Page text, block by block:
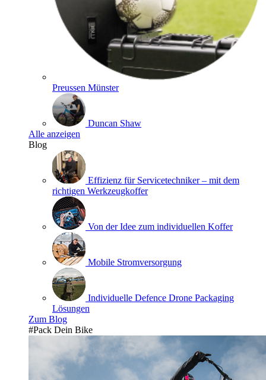
Preussen Münster
Duncan Shaw
Alle anzeigen
Blog
Effizienz für Servicetechniker – mit dem
richtigen Werkzeugkoffer
Von der Idee zum individuellen Koffer
Mobile Stromversorgung
Individuelle Defence Drone Packaging
Lösungen
Zum Blog
#Pack Dein Bike